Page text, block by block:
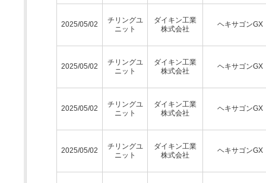
2025/05/02
チリングユ
ニット
ダイキン工業
株式会社
ヘキサゴンGX
2025/05/02
チリングユ
ニット
ダイキン工業
株式会社
ヘキサゴンGX
2025/05/02
チリングユ
ニット
ダイキン工業
株式会社
ヘキサゴンGX
2025/05/02
チリングユ
ニット
ダイキン工業
株式会社
ヘキサゴンGX